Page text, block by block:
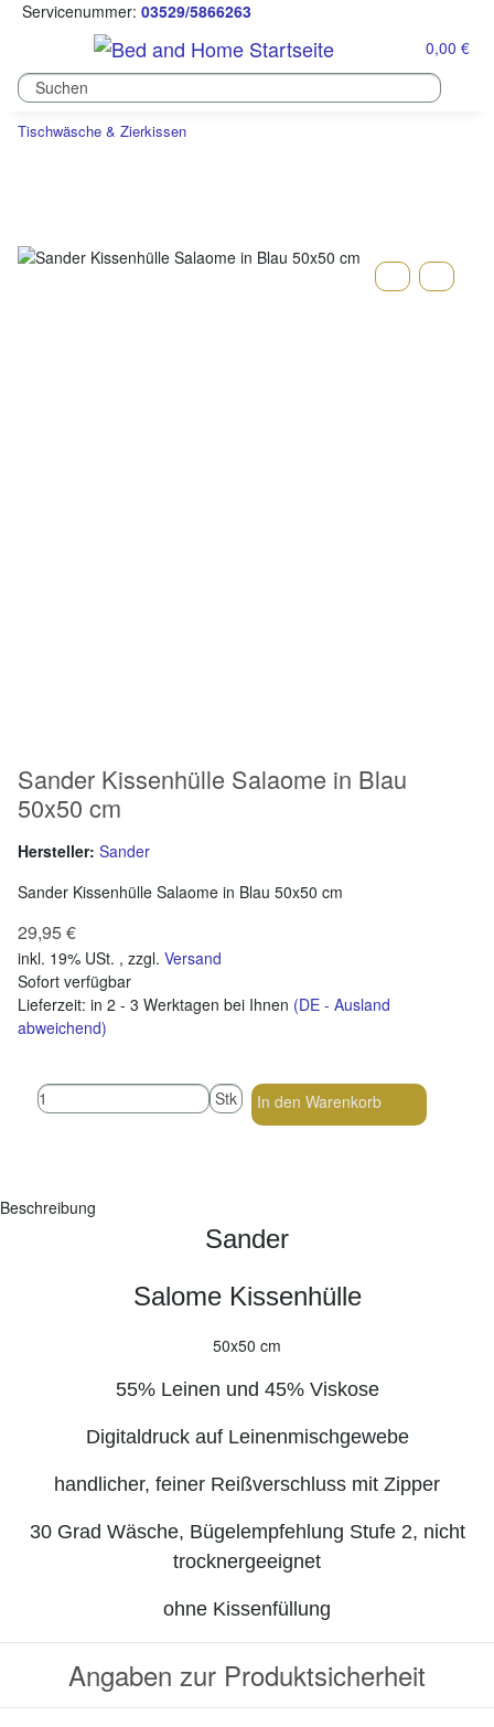
Servicenummer: 03529/5866263
0,00 €
Tischwäsche & Zierkissen
Sander Kissenhülle Salaome in Blau
50x50 cm
Hersteller: Sander
Sander Kissenhülle Salaome in Blau 50x50 cm
29,95 €
inkl. 19% USt. , zzgl. Versand
Sofort verfügbar
Lieferzeit: in 2 - 3 Werktagen bei Ihnen (DE - Ausland
abweichend)
Stk In den Warenkorb
Beschreibung
Sander
Salome Kissenhülle
50x50 cm
55% Leinen und 45% Viskose
Digitaldruck auf Leinenmischgewebe
handlicher, feiner Reißverschluss mit Zipper
30 Grad Wäsche, Bügelempfehlung Stufe 2, nicht
trocknergeeignet
ohne Kissenfüllung
Angaben zur Produktsicherheit